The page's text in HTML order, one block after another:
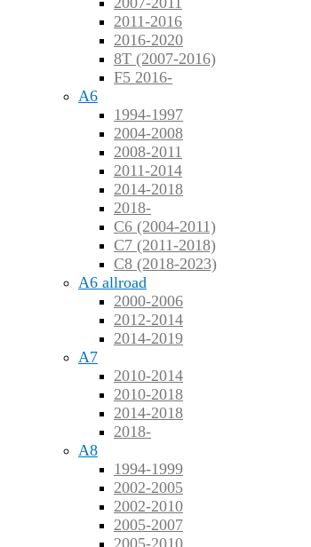
2011-2016
2016-2020
8T (2007-2016)
F5 2016-
A6
1994-1997
2004-2008
2008-2011
2011-2014
2014-2018
2018-
C6 (2004-2011)
C7 (2011-2018)
C8 (2018-2023)
A6 allroad
2000-2006
2012-2014
2014-2019
A7
2010-2014
2010-2018
2014-2018
2018-
A8
1994-1999
2002-2005
2002-2010
2005-2007
2005-2010